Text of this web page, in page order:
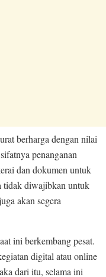
berharga dengan nilai
penanganan
dan dokumen untuk
tidak diwajibkan untuk
akan segera
ini berkembang pesat.
digital atau online
dari itu, selama ini